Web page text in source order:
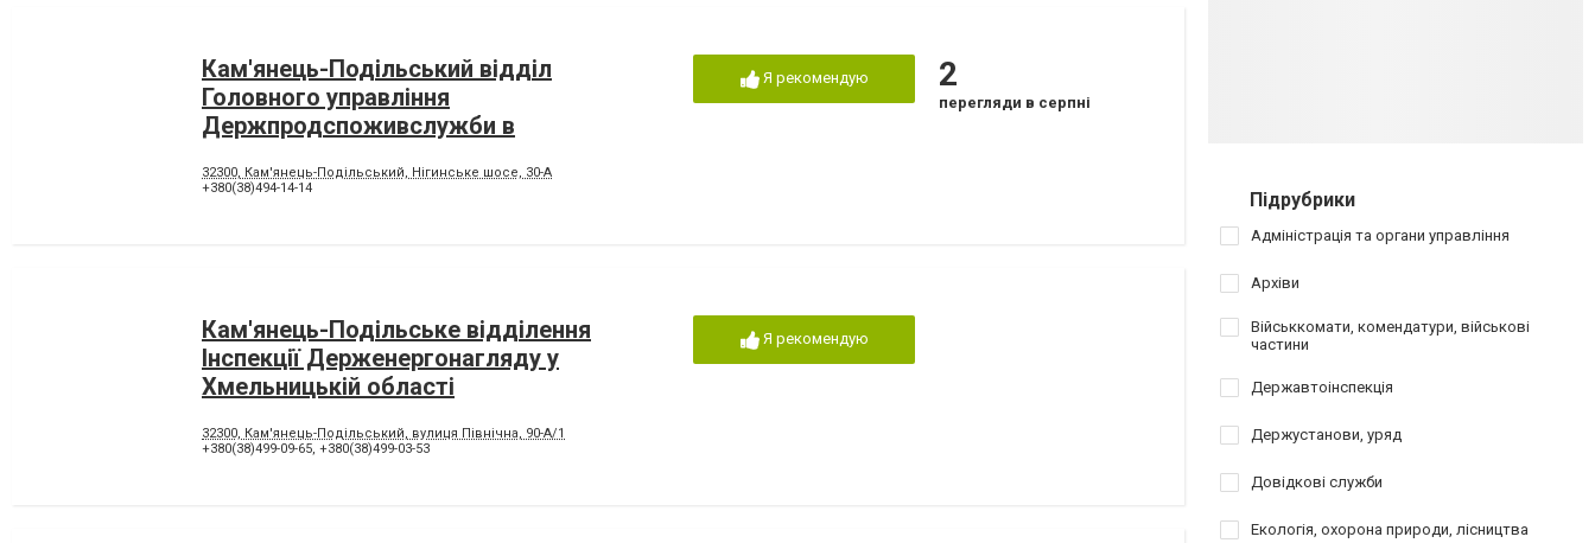
Кам'янець-Подільський відділ
Головного управління
Держпродспоживслужби в
32300, Кам'янець-Подільський, Нігинське шосе, 30-А
+380(38)494-14-14
Я рекомендую 2
перегляди в серпні
Кам'янець-Подільське відділення
Інспекції Держенергонагляду у
Хмельницькій області
32300, Кам'янець-Подільський, вулиця Північна, 90-А/1
+380(38)499-09-65, +380(38)499-03-53
Я рекомендую
Підрубрики
Адміністрація та органи управління
Архіви
Військкомати, комендатури, військові
частини
Державтоінспекція
Держустанови, уряд
Довідкові служби
Екологія, охорона природи, лісництва